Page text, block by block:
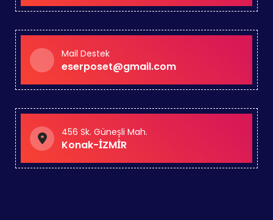
Mail Destek
eserposet@gmail.com
456 Sk. Güneşli Mah.
Konak-İZMİR